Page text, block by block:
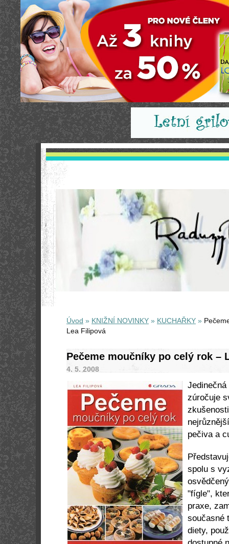
Úvod » KNIŽNÍ NOVINKY » KUCHAŘKY »
Lea Filipová
Pečeme moučníky po celý rok –
4. 5. 2008
zúročuje
pečiva a
spolu s
"fígle",
praxe,
současné
diety,